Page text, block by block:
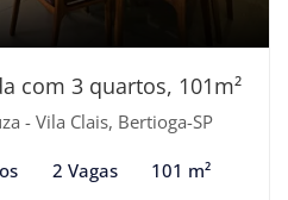
com 3 quartos, 101m²
- Vila Clais, Bertioga-SP
2 Vagas 101 m²